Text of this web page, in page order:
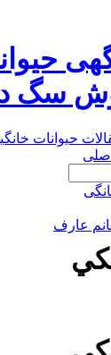
سگ د
حیوانات خانگی